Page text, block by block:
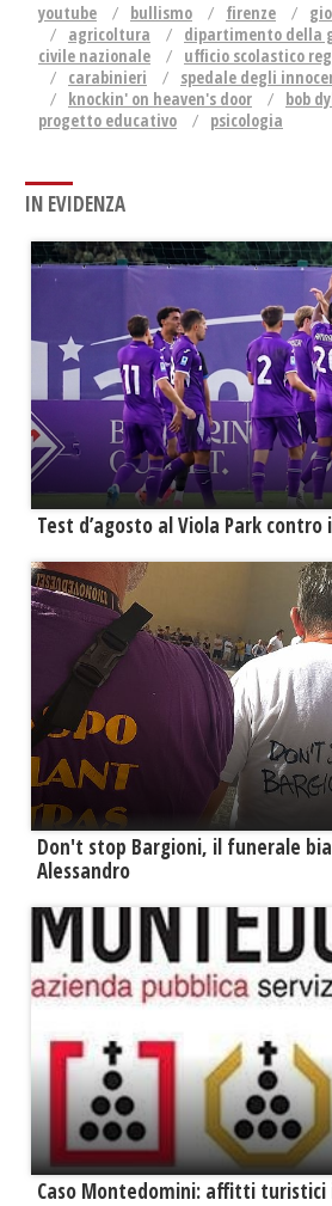
youtube bullismo firenze
agricoltura
dipartimento della
civile nazionale
ufficio scolastico
carabinieri
spedale degli
knockin' on heaven's door
bob
progetto educativo
psicologia
IN EVIDENZA
Test d’agosto al Viola Park
Don't stop Bargioni, il funerale
Alessandro
Caso Montedomini: affitti turistici